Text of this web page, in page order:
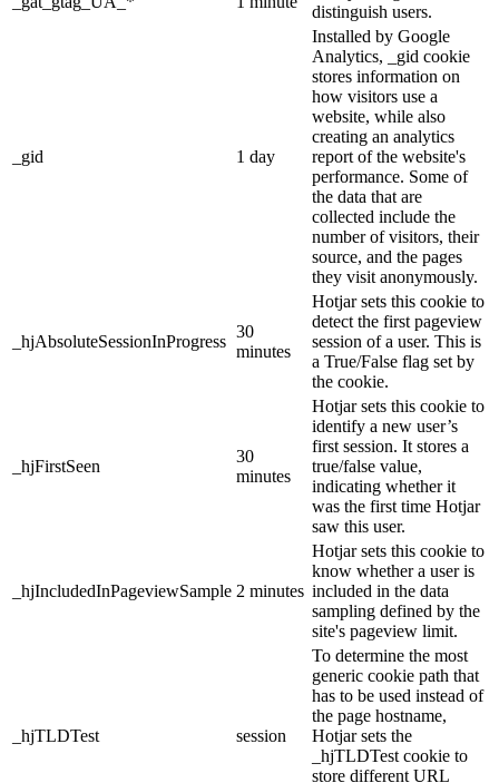
distinguish users.
_gid 1 day
Installed by Google
Analytics, _gid cookie
stores information on
how visitors use a
website, while also
creating an analytics
report of the website's
performance. Some of
the data that are
collected include the
number of visitors, their
source, and the pages
they visit anonymously.
_hjAbsoluteSessionInProgress
30
minutes
Hotjar sets this cookie to
detect the first pageview
session of a user. This is
a True/False flag set by
the cookie.
_hjFirstSeen
30
minutes
Hotjar sets this cookie to
identify a new user’s
first session. It stores a
true/false value,
indicating whether it
was the first time Hotjar
saw this user.
_hjIncludedInPageviewSample 2 minutes
Hotjar sets this cookie to
know whether a user is
included in the data
sampling defined by the
site's pageview limit.
_hjTLDTest session
To determine the most
generic cookie path that
has to be used instead of
the page hostname,
Hotjar sets the
_hjTLDTest cookie to
store different URL